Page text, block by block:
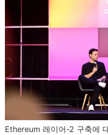
Ethereum 레이어-2 구축에